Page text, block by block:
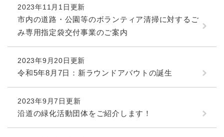
2023年11月1日更新
市内の道路・公園等のボランティア清掃に対するご
み専用指定袋交付事業のご案内
2023年9月20日更新
令和5年8月7日：新ラウンドアバウトの誕生
2023年9月7日更新
沿道の緑化活動団体をご紹介します！